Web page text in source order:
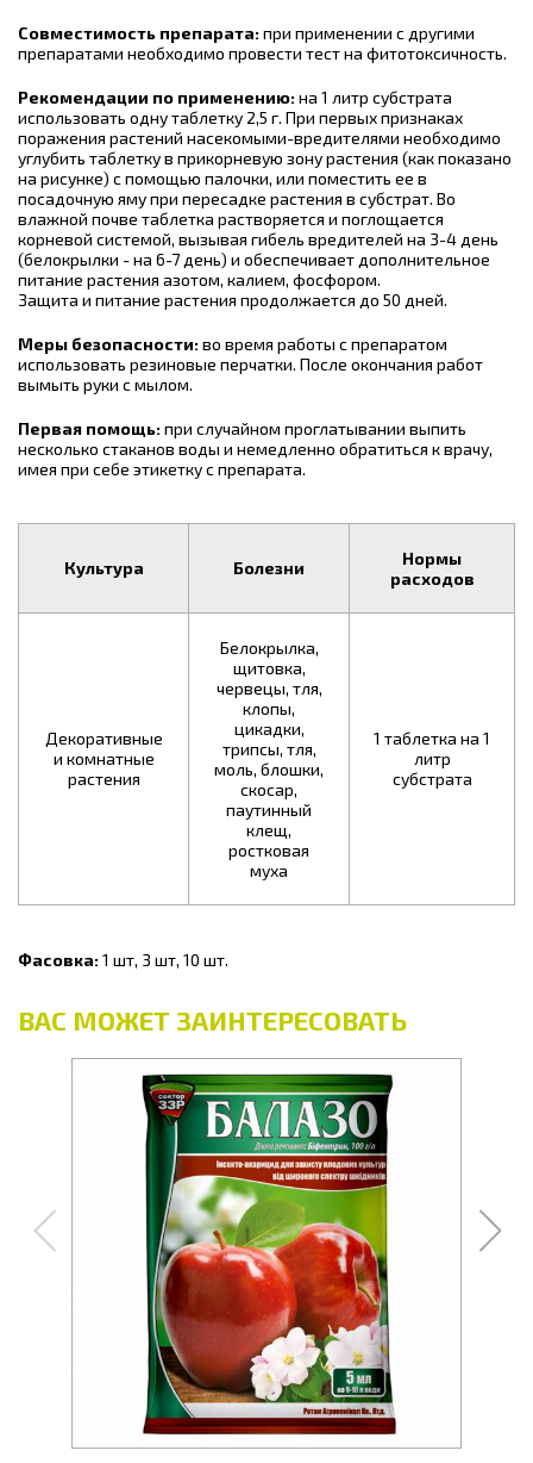
Совместимость препарата:при применении с другими
препаратами необходимо провести тест на фитотоксичность.
Рекомендации по применению:на 1 литр субстрата
использовать одну таблетку 2,5 г. При первых признаках
поражения растений насекомыми-вредителями необходимо
углубить таблетку в прикорневую зону растения (как показано
на рисунке) с помощью палочки, или поместить ее в
посадочную яму при пересадке растения в субстрат. Во
влажной почве таблетка растворяется и поглощается
корневой системой, вызывая гибель вредителей на 3-4 день
(белокрылки - на 6-7 день) и обеспечивает дополнительное
питание растения азотом, калием, фосфором.
Защита и питание растения продолжается до 50 дней.
Меры безопасности:во время работы с препаратом
использовать резиновые перчатки. После окончания работ
вымыть руки с мылом.
Первая помощь:при случайном проглатывании выпить
несколько стаканов воды и немедленно обратиться к врачу,
имея при себе этикетку с препарата.
Культура Болезни
Нормы
расходов
Декоративные
и комнатные
растения
Белокрылка,
щитовка,
червецы, тля,
клопы,
цикадки,
трипсы, тля,
моль, блошки,
скосар,
паутинный
клещ,
ростковая
муха
1 таблетка на 1
литр
субстрата
Фасовка:1 шт, 3 шт, 10 шт.
ВАС МОЖЕТ ЗАИНТЕРЕСОВАТЬ